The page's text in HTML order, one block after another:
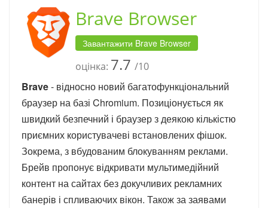
Brave Browser
Завантажити Brave Browser
оцінка: 7.7 /10
Brave- відносно новий багатофункціональний
браузер на базі Chromium. Позиціонується як
швидкий безпечний і браузер з деякою кількістю
приємних користувачеві встановлених фішок.
Зокрема, з вбудованим блокуванням реклами.
Брейв пропонує відкривати мультимедійний
контент на сайтах без докучливих рекламних
банерів і спливаючих вікон. Також за заявами